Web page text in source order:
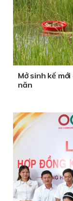
Mở sinh kế
năn